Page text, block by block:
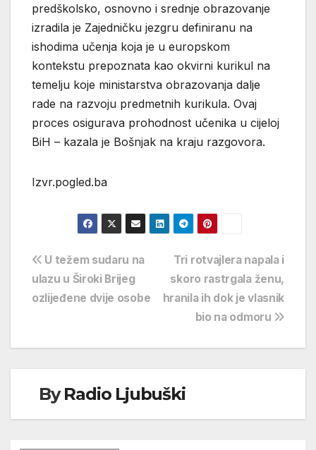
predškolsko, osnovno i srednje obrazovanje
izradila je Zajedničku jezgru definiranu na
ishodima učenja koja je u europskom
kontekstu prepoznata kao okvirni kurikul na
temelju koje ministarstva obrazovanja dalje
rade na razvoju predmetnih kurikula. Ovaj
proces osigurava prohodnost učenika u cijeloj
BiH – kazala je Bošnjak na kraju razgovora.
Izvr.pogled.ba
Navigacija
objava
Tri rotvajlera napala i
skoro rastrgala ženu,
hranila ih dok je vlasnik
bio na odmoru
U težem sudaru na
ulazu u Široki Brijeg
ozlijeđene dvije osobe
ByRadio Ljubuški